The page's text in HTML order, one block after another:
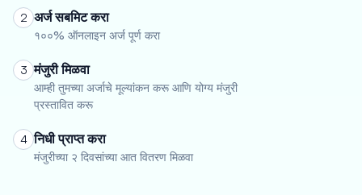
2 अर्ज सबमिट करा
१००% ऑनलाइन अर्ज पूर्ण करा
3 मंजुरी मिळवा
आम्ही तुमच्या अर्जाचे मूल्यांकन करू आणि योग्य मंजुरी
प्रस्तावित करू
4 निधी प्राप्त करा
मंजुरीच्या २ दिवसांच्या आत वितरण मिळवा